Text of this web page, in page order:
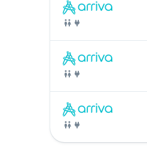
Bus
Bus
Bus